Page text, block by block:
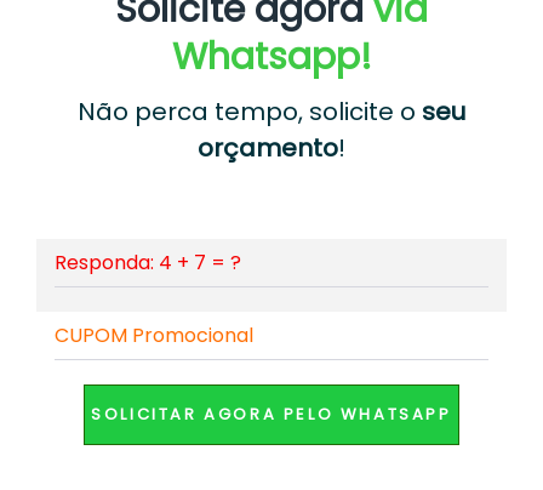
Whatsapp!
Não perca tempo, solicite o seu
orçamento!
SOLICITAR AGORA PELO WHATSAPP